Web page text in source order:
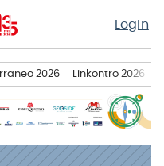
Login
2026 Linkontro 2026